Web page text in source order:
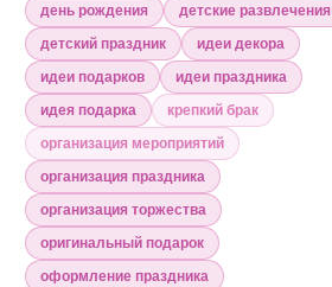
день рождения
детские развлечения
детский праздник
идеи декора
идеи подарков
идеи праздника
идея подарка
крепкий брак
организация мероприятий
организация праздника
организация торжества
оригинальный подарок
оформление праздника